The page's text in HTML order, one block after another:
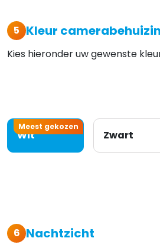
5 Kleur
Kies hieronder uw gewenste
Meest gekozen
Wit Zwart
6 Nachtzicht